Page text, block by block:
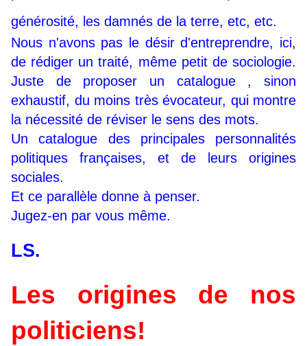
générosité, les damnés de la terre, etc, etc.
Nous n'avons pas le désir d'entreprendre, ici,
de rédiger un traité, même petit de sociologie.
Juste de proposer un catalogue , sinon
exhaustif, du moins très évocateur, qui montre
la nécessité de réviser le sens des mots.
Un catalogue des principales personnalités
politiques françaises, et de leurs origines
sociales.
Et ce parallèle donne à penser.
Jugez-en par vous même.
LS.
Les origines de nos
politiciens!